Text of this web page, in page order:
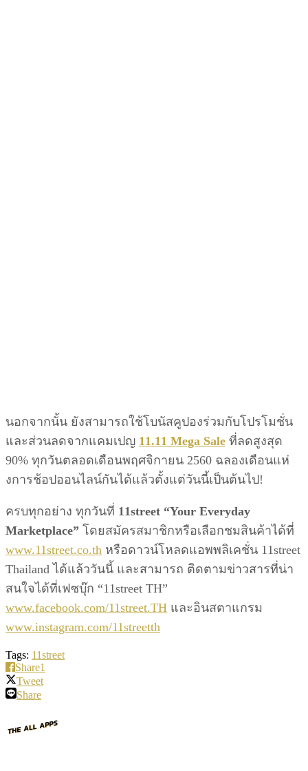
นอกจากนั้น ยังสามารถใช้โบนัสคูปองร่วมกับโปรโมชั่น
และส่วนลดจากแคมเปญ 11.11 Mega Sale ที่ลดสูงสุด
90% ทุกวันตลอดเดือนพฤศจิกายน 2560 ฉลองเดือนแห่
งการช้อปออนไลน์กันได้แล้วตั้งแต่วันนี้เป็นต้นไป!
ครบทุกอย่าง ทุกวันที่ 11street “Your Everyday
Marketplace” โดยสมัครสมาชิกหรือเลือกชมสินค้าได้ที่
www.11street.co.th หรือดาวน์โหลดแอพพลิเคชั่น 11street
Thailand ได้แล้ววันนี้ และสามารถ ติดตามข่าวสารที่น่า
สนใจได้ที่เฟซบุ๊ก “11street TH”
www.facebook.com/11street.TH และอินสตาแกรม
www.instagram.com/11streetth
Tags: 11street
Share1
Tweet
Share